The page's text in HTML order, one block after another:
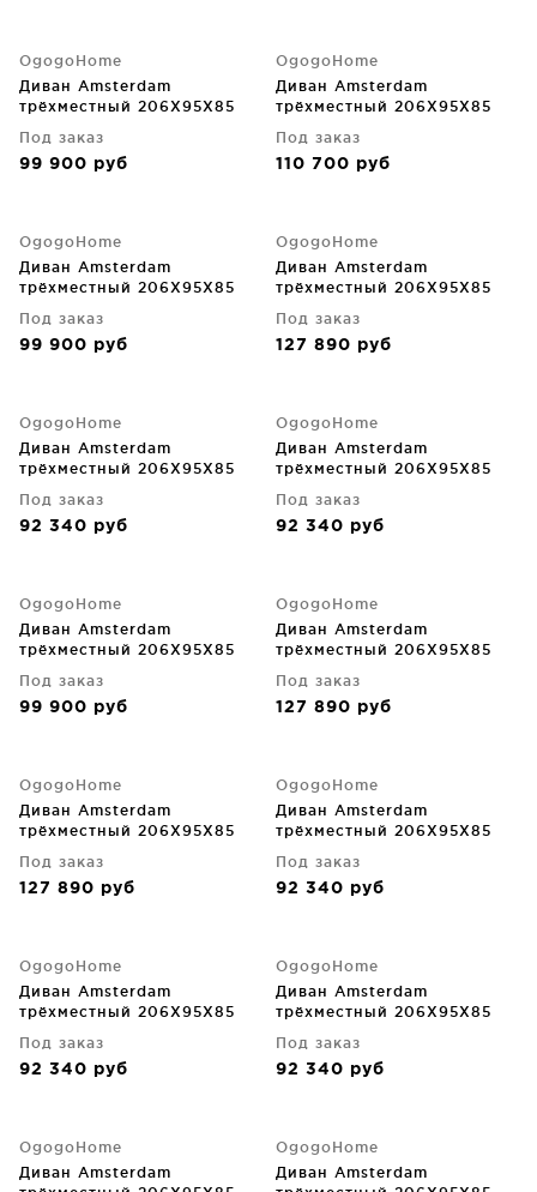
OgogoHome
Диван Amsterdam
трёхместный 206X95X85
Под заказ
99 900 руб
OgogoHome
Диван Amsterdam
трёхместный 206X95X85
Под заказ
110 700 руб
OgogoHome
Диван Amsterdam
трёхместный 206X95X85
Под заказ
99 900 руб
OgogoHome
Диван Amsterdam
трёхместный 206X95X85
Под заказ
127 890 руб
OgogoHome
Диван Amsterdam
трёхместный 206X95X85
Под заказ
92 340 руб
OgogoHome
Диван Amsterdam
трёхместный 206X95X85
Под заказ
92 340 руб
OgogoHome
Диван Amsterdam
трёхместный 206X95X85
Под заказ
99 900 руб
OgogoHome
Диван Amsterdam
трёхместный 206X95X85
Под заказ
127 890 руб
OgogoHome
Диван Amsterdam
трёхместный 206X95X85
Под заказ
127 890 руб
OgogoHome
Диван Amsterdam
трёхместный 206X95X85
Под заказ
92 340 руб
OgogoHome
Диван Amsterdam
трёхместный 206X95X85
Под заказ
92 340 руб
OgogoHome
Диван Amsterdam
трёхместный 206X95X85
Под заказ
92 340 руб
OgogoHome
Диван Amsterdam
OgogoHome
Диван Amsterdam